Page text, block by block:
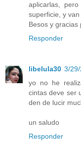
aplicarlas,
superficie, y
Besos y gracias
Responder
libelula30 3/29/
yo no he
cintas deve ser
den de lucir
un saludo
Responder